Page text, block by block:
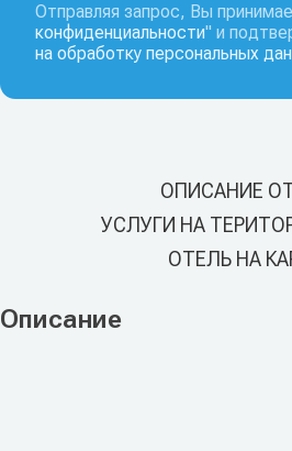
Отправляя запрос, Вы
конфиденциальности" и
на обработку персональных
ОПИСАНИЕ
УСЛУГИ НА
ОТЕЛЬ НА
Описание